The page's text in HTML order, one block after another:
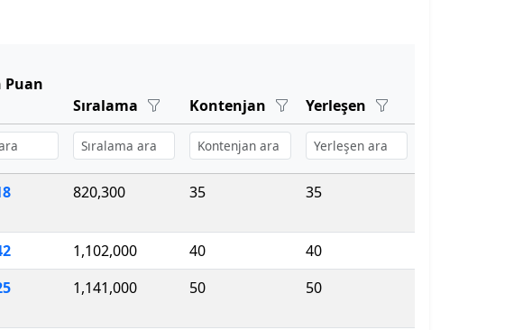
Puan
Sıralama
Kontenjan Yerleşen
820,300 35 35
1,102,000 40
40
1,141,000 50 50